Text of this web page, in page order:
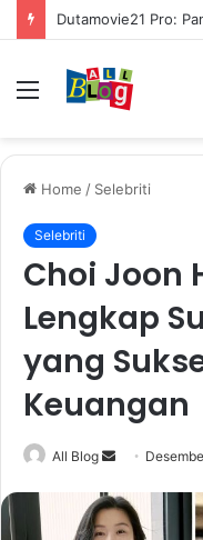
Menu
Home / Selebriti
Selebriti
Choi Joon
Lengkap
yang
Keuangan
All Blog
Send
email